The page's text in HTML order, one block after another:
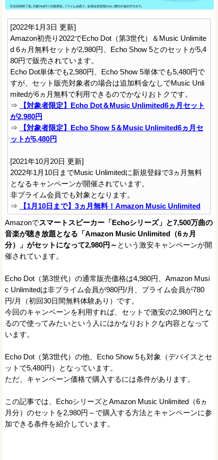
[2022年1月3日 更新]
Amazon初売り2022でEcho Dot（第3世代）＆Music Unlimite
d 6ヵ月無料セットが2,980円、Echo Show 5とのセットが5,4
80円で販売されています。
Echo Dot単体でも2,980円、Echo Show 5単体でも5,480円で
すが、セット販売対象者の場合は追加料金なしでMusic Unli
mitedが6ヵ月無料で利用できるのでかなりおトクです。
⇒
【対象者限定】Echo Dot＆Music Unlimited6ヵ月セット
が2,980円
⇒
【対象者限定】Echo Show 5＆Music Unlimited6ヵ月セ
ットが5,480円
[2021年10月20日 更新]
2022年1月10日までMusic Unlimitedに新規登録で3ヵ月無料
となるキャンペーンが開催されています。
非プライム会員でも対象となります。
⇒
【1月10日まで】3ヵ月無料！Amazon Music Unlimited
Amazonでスマートスピーカー「Echoシリーズ」と7,500万曲の
音楽が聴き放題となる「Amazon Music Unlimited（6ヵ月
分）」がセットになって2,980円～ という激安キャンペーンが開
催されています。
Echo Dot（第3世代）の通常販売価格は4,980円、Amazon Musi
c Unlimitedは非プライム会員が980円/月、プライム会員が780
円/月（初回30日間無料体験あり）です。
今回のキャンペーンを利用すれば、セットで激安の2,980円とな
るので使ってみたいという人にはかなりおトクな内容となって
います。
Echo Dot（第3世代）の他、Echo Show 5も対象（デバイスとセ
ットで5,480円）となっています。
ただ、キャンペーン価格で購入するには条件があります。
この記事では、EchoシリーズとAmazon Music Unlimited（6ヵ
月分）のセットを2,980円～で購入する方法とキャンペーンに参
加できる条件を紹介しています。